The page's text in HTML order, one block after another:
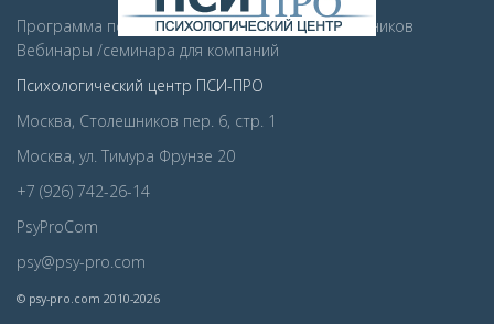
Программа психологической поддержки сотрудников
Вебинары /семинара для компаний
Психологический центр ПСИ-ПРО
Москва, Столешников пер. 6, стр. 1
Москва, ул. Тимура Фрунзе 20
+7 (926) 742-26-14
PsyProCom
psy@psy-pro.com
© psy-pro.com 2010-2026